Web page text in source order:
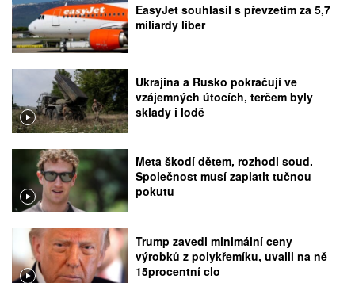
EasyJet souhlasil s převzetím za 5,7
miliardy liber
Ukrajina a Rusko pokračují ve
vzájemných útocích, terčem byly
sklady i lodě
Meta škodí dětem, rozhodl soud.
Společnost musí zaplatit tučnou
pokutu
Trump zavedl minimální ceny
výrobků z polykřemíku, uvalil na ně
15procentní clo